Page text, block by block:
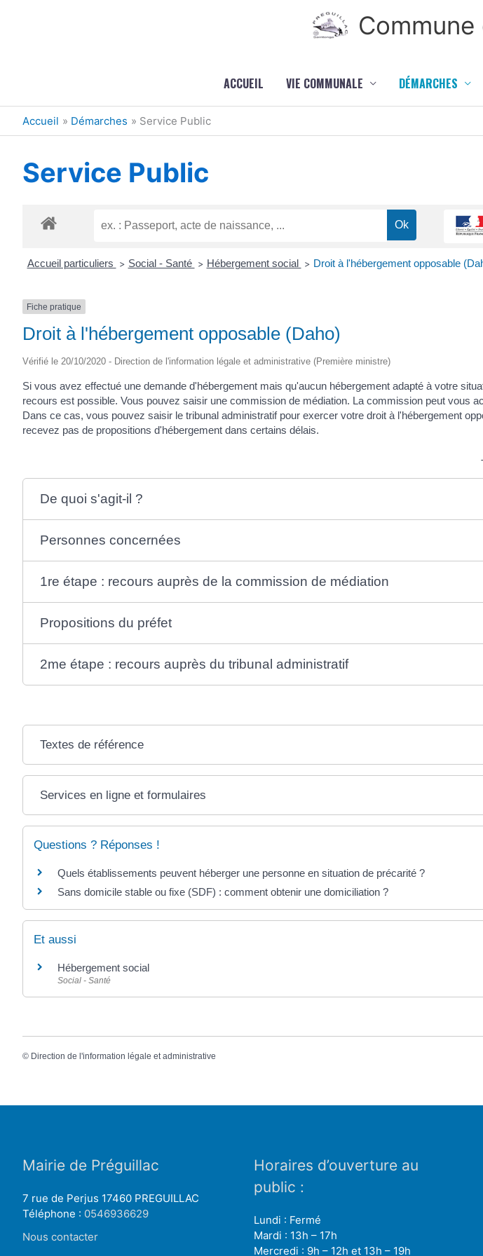
ACCUEIL VIE COMMUNALE DÉMARCHES
Accueil Démarches Service Public
Service Public
Accueil particuliers > Social - Santé > Hébergement social > Droit à l'hébergement opposable
Fiche pratique
Droit à l'hébergement opposable (Daho)
Vérifié le 20/10/2020 - Direction de l'information légale et administrative (Première ministre)
Si vous avez effectué une demande d'hébergement mais qu'aucun hébergement adapté à votre
recours est possible. Vous pouvez saisir une commission de médiation. La commission peut vous
Dans ce cas, vous pouvez saisir le tribunal administratif pour exercer votre droit à l'hébergement
recevez pas de propositions d'hébergement dans certains délais.
De quoi s'agit-il ?
Personnes concernées
1re étape : recours auprès de la commission de médiation
Propositions du préfet
2me étape : recours auprès du tribunal administratif
Textes de référence
Services en ligne et formulaires
Questions ? Réponses !
Quels établissements peuvent héberger une personne en situation de précarité ?
Sans domicile stable ou fixe (SDF) : comment obtenir une domiciliation ?
Et aussi
Hébergement social
Social - Santé
© Direction de l'information légale et administrative
Mairie de Préguillac
7 rue de Perjus 17460 PREGUILLAC
Téléphone : 0546936629
Nous contacter
Horaires d’ouverture au
public :
Lundi : Fermé
Mardi : 13h – 17h
Mercredi : 9h – 12h et 13h – 19h